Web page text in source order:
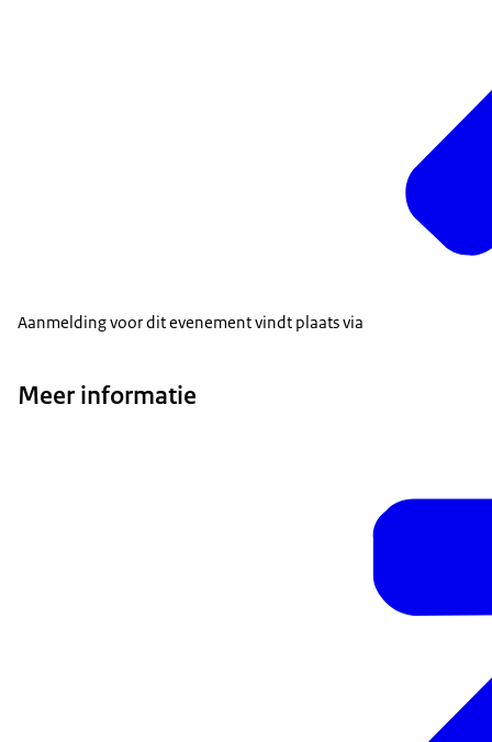
Aanmelding voor dit evenement vindt plaats via
Meer informatie